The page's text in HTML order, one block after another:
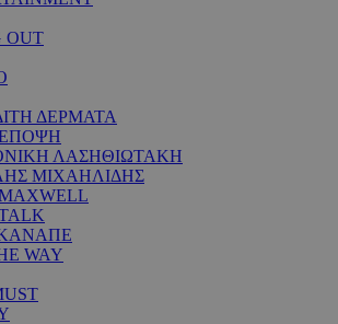
OUT
ΔΕΡΜΑΤΑ
ΕΠΟΨΗ
ΛΑΣΗΘΙΩΤΑΚΗ
ΜΙΧΑΗΛΙΔΗΣ
WAY